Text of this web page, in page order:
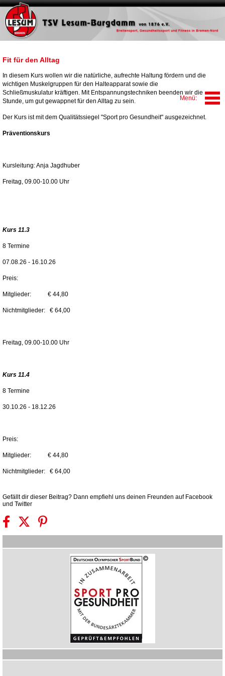
Fit für den Alltag
In diesem Kurs wollen wir die natürliche, aufrechte Haltung fördern und die
wichtigen Muskelgruppen für den Halteapparat sowie die
Schließmuskulatur kräftigen. Mit Entspannungstechniken beenden wir die
Stunde, um gut gewappnet für den Alltag zu sein.
Der Kurs ist mit dem Qualitätssiegel "Sport pro Gesundheit" ausgezeichnet.
Präventionskurs
Kursleitung: Anja Jagdhuber
Freitag, 09.00-10.00 Uhr
Kurs 11.3
8 Termine
07.08.26 - 16.10.26
Preis:
Mitglieder: € 44,80
Nichtmitglieder: € 64,00
Freitag, 09.00-10.00 Uhr
Kurs 11.4
8 Termine
30.10.26 - 18.12.26
Preis:
Mitglieder: € 44,80
Nichtmitglieder: € 64,00
Gefällt dir dieser Beitrag? Dann empfiehl uns deinen Freunden auf Facebook
und Twitter